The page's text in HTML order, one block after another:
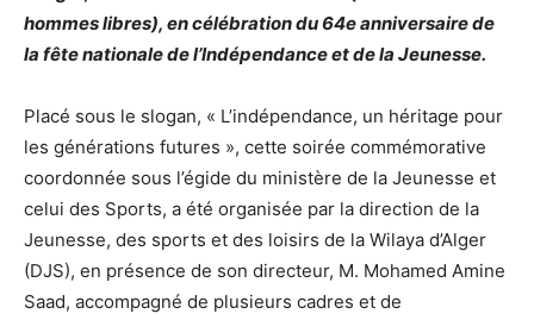
hommes libres), en célébration du 64e anniversaire de
la fête nationale de l’Indépendance et de la Jeunesse.
Placé sous le slogan, « L’indépendance, un héritage pour
les générations futures », cette soirée commémorative
coordonnée sous l’égide du ministère de la Jeunesse et
celui des Sports, a été organisée par la direction de la
Jeunesse, des sports et des loisirs de la Wilaya d’Alger
(DJS), en présence de son directeur, M. Mohamed Amine
Saad, accompagné de plusieurs cadres et de